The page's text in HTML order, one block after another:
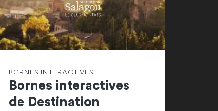
BORNES INTERACTIVES
Bornes interactives
de Destination